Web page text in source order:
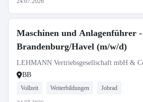
Maschinen und Anlagenführer -
Brandenburg/Havel (m/w/d)
LEHMANN Vertriebsgesellschaft mbH &
BB
Vollzeit Weiterbildungen Jobrad